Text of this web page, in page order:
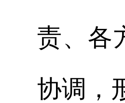
责、各
协调，